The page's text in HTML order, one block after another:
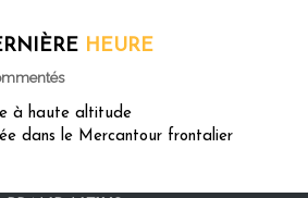
HEURE
à haute altitude
dans le Mercantour frontalier